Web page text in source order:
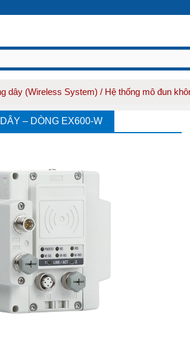
dây (Wireless System) / Hệ thống mô đun
– DÒNG EX600-W